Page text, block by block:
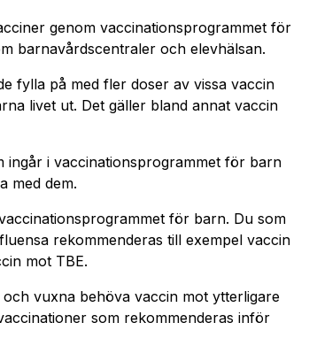
genom vaccinationsprogrammet för
barnavårdscentraler och elevhälsan.
fylla på med fler doser av vissa vaccin
livet ut. Det gäller bland annat vaccin
ingår i vaccinationsprogrammet för barn
med dem.
för barn. Du som
rekommenderas till exempel vaccin
mot TBE.
vuxna behöva vaccin mot ytterligare
som rekommenderas inför